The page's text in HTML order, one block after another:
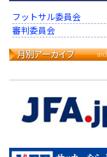
フットサル委員会
審判委員会